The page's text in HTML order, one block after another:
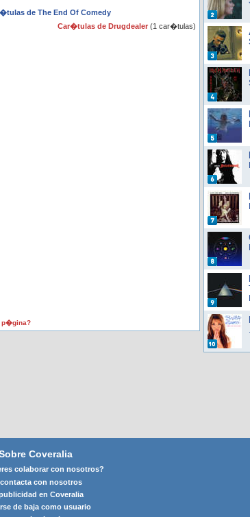
de The End Of Comedy
Car�tulas de Drugdealer (1 car�tulas)
p�gina?
Coveralia
colaborar con nosotros?
contacta con nosotros
en Coveralia
de baja como usuario